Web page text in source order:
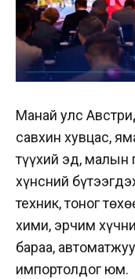
Манай улс
савхин хувцас,
түүхий эд, малын
хүнсний
техник, тоног
хими, эрчим
бараа,
импортолдог юм.